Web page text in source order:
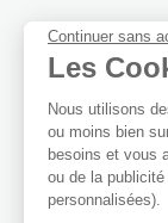
Continuer sans
Les
Nous utilisons
ou moins bien
besoins et vous
ou de la
personnalisées).